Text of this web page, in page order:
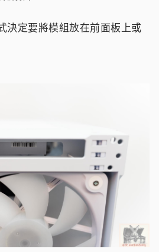
決定要將模組放在前面板上或